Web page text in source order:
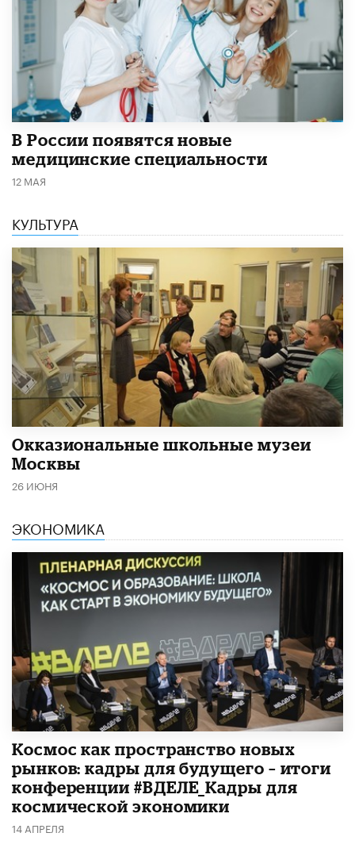
В России появятся новые
медицинские специальности
12 МАЯ
КУЛЬТУРА
​Окказиональные школьные музеи
Москвы
26 ИЮНЯ
ЭКОНОМИКА
Космос как пространство новых
рынков: кадры для будущего – итоги
конференции #ВДЕЛЕ_Кадры для
космической экономики
14 АПРЕЛЯ